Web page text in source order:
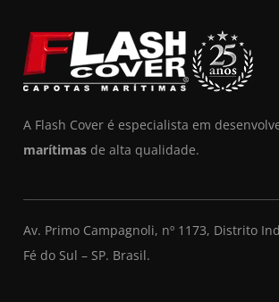
A Flash Cover é especialista em
marítimas de alta qualidade.
Av. Primo Campagnoli, nº 1173, Distrito
Fé do Sul – SP. Brasil.